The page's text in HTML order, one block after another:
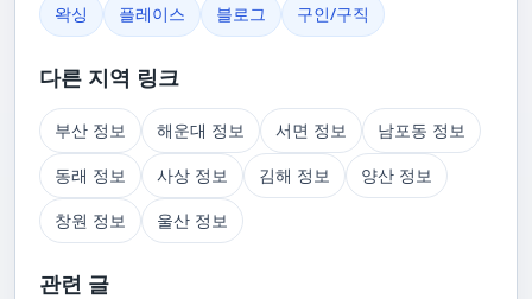
왁싱
플레이스 블로그 구인/구직
다른 지역 링크
부산 정보 해운대 정보 서면 정보
남포동 정보
동래 정보
사상 정보 김해 정보
양산 정보
창원 정보
울산 정보
관련 글